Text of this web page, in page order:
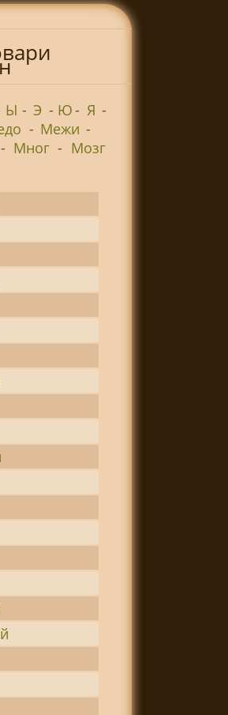
Ы - Э - Ю- Я -
- Межи -
- Мног - Мозг